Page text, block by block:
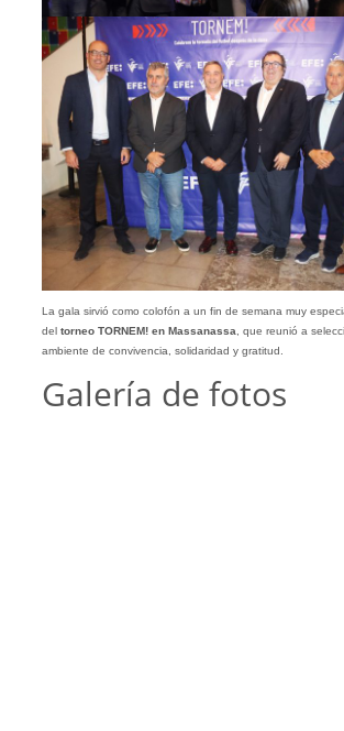
La gala sirvió como colofón a un fin de semana muy
del torneo TORNEM! en Massanassa , que reunió a
ambiente de convivencia, solidaridad y gratitud.
Galería de fotos